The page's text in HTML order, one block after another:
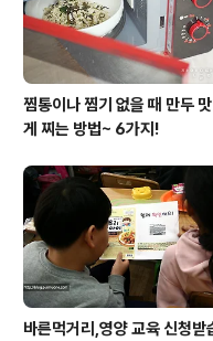
찜통이나 찜기 없을 때 만두
게 찌는 방법~ 6가지!
바른먹거리,영양 교육 신청받